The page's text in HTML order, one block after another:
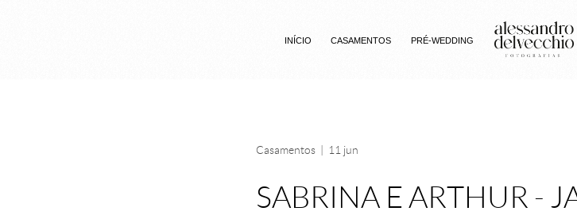
INÍCIO CASAMENTOS PRÉ-WEDDING
Casamentos 11 jun
SABRINA E ARTHUR -